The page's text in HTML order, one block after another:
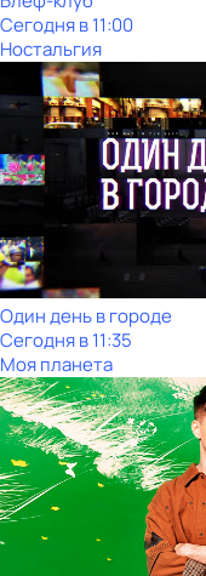
Сегодня в 11:00
Ностальгия
Один день в городе
Сегодня в 11:35
Моя планета